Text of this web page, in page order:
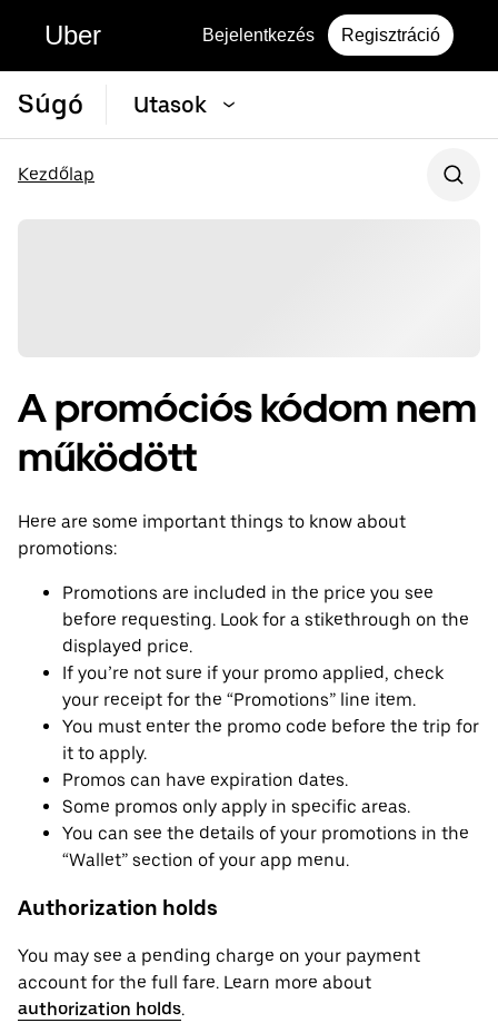
Uber Bejelentkezés Regisztráció
Súgó Utasok
Kezdőlap
A promóciós kódom nem
működött
Here are some important things to know about
promotions:
Promotions are included in the price you see
before requesting. Look for a stikethrough on the
displayed price.
If you’re not sure if your promo applied, check
your receipt for the “Promotions” line item.
You must enter the promo code before the trip for
it to apply.
Promos can have expiration dates.
Some promos only apply in specific areas.
You can see the details of your promotions in the
“Wallet” section of your app menu.
Authorization holds
You may see a pending charge on your payment
account for the full fare. Learn more about
authorization holds.